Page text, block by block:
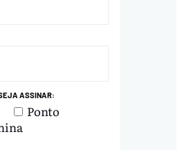
ASSINAR:
Ponto